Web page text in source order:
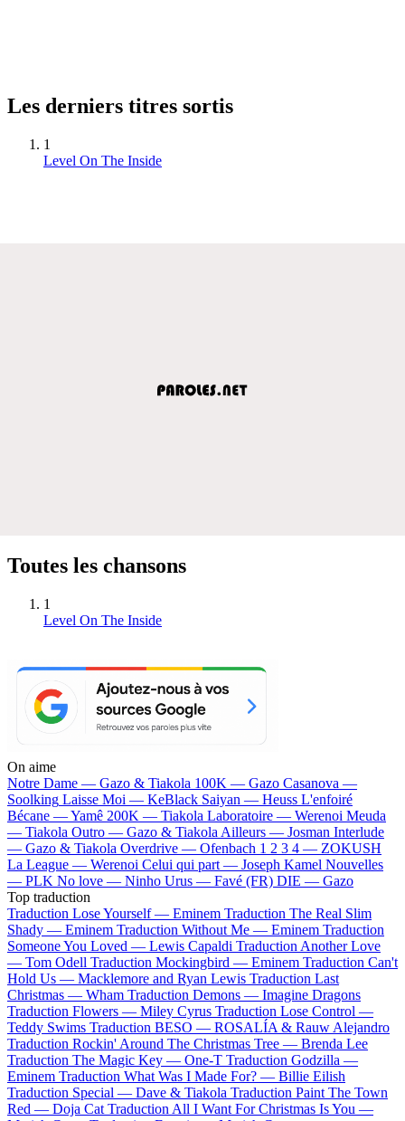
Les derniers titres sortis
1
Level On The Inside
Toutes les chansons
1
Level On The Inside
On aime
Notre Dame — Gazo & Tiakola 100K — Gazo Casanova —
Soolking Laisse Moi — KeBlack Saiyan — Heuss L'enfoiré
Bécane —Yamê 200K — Tiakola Laboratoire — Werenoi Meuda
— Tiakola Outro — Gazo & Tiakola Ailleurs — Josman Interlude
— Gazo & Tiakola Overdrive — Ofenbach 1 2 3 4 — ZOKUSH
La League — Werenoi Celui qui part — Joseph Kamel Nouvelles
— PLK No love — Ninho Urus — Favé (FR) DIE — Gazo
Top traduction
Traduction Lose Yourself — Eminem Traduction The Real Slim
Shady — Eminem Traduction Without Me — Eminem Traduction
Someone You Loved — Lewis Capaldi Traduction Another Love
— Tom Odell Traduction Mockingbird — Eminem Traduction Can't
Hold Us — Macklemore and Ryan Lewis Traduction Last
Christmas — Wham Traduction Demons — Imagine Dragons
Traduction Flowers — Miley Cyrus Traduction Lose Control —
Teddy Swims Traduction BESO — ROSALÍA & Rauw Alejandro
Traduction Rockin' Around The Christmas Tree — Brenda Lee
Traduction The Magic Key — One-T Traduction Godzilla —
Eminem Traduction What Was I Made For? — Billie Eilish
Traduction Special — Dave & Tiakola Traduction Paint The Town
Red — Doja Cat Traduction All I Want For Christmas Is You —